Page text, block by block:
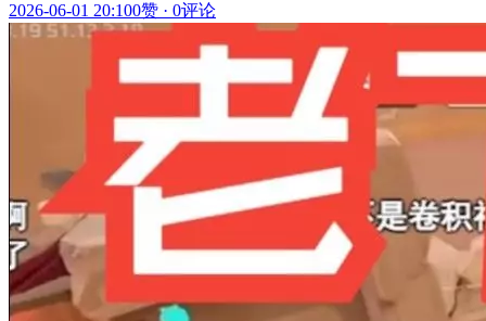
2026-06-01 20:100赞 · 0评论